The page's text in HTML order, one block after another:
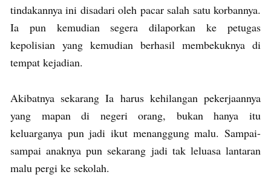
tindakannya ini disadari oleh pacar salah satu korbannya.
Ia pun kemudian segera dilaporkan ke petugas
kepolisian yang kemudian berhasil membekuknya di
tempat kejadian.
Akibatnya sekarang Ia harus kehilangan pekerjaannya
yang mapan di negeri orang, bukan hanya itu
keluarganya pun jadi ikut menanggung malu. Sampai-
sampai anaknya pun sekarang jadi tak leluasa lantaran
malu pergi ke sekolah.